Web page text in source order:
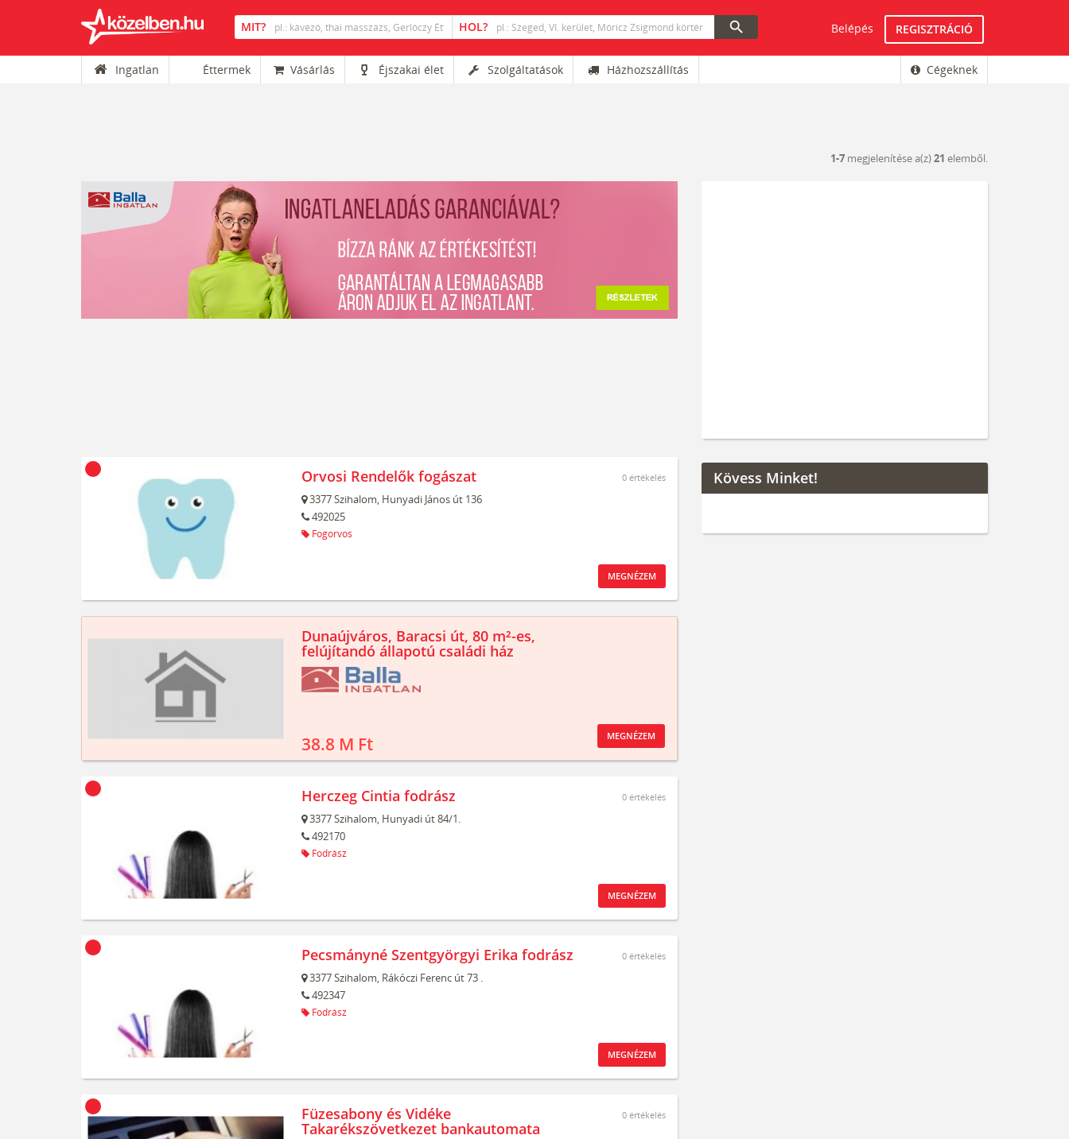
search Belépés REGISZTRÁCIÓ
Ingatlan Éttermek Vásárlás Éjszakai élet Szolgáltatások Házhozszállítás Cégeknek
1-7 megjelenítése a(z)21 elemből.
Orvosi Rendelők fogászat
3377Szihalom, Hunyadi János út 136
492025
Fogorvos
0 értékelés
MEGNÉZEM
Dunaújváros, Baracsi út, 80 m²-es,
felújítandó állapotú családi ház
38.8 M Ft MEGNÉZEM
Herczeg Cintia fodrász
3377Szihalom, Hunyadi út 84/1.
492170
Fodrász
0 értékelés
MEGNÉZEM
Pecsmányné Szentgyörgyi Erika fodrász
3377Szihalom, Rákóczi Ferenc út 73 .
492347
Fodrász
0 értékelés
MEGNÉZEM
Füzesabony és Vidéke
Takarékszövetkezet bankautomata
0 értékelés
Kövess Minket!